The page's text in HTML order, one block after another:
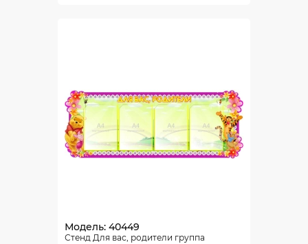
Модель: 40449
Стенд Для вас, родители группа